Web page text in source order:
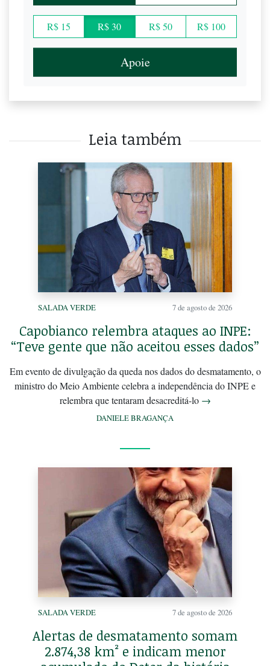
R$ 15 R$ 30 R$ 50 R$ 100
Apoie
Leia também
SALADA VERDE 7 de agosto de 2026
Capobianco relembra ataques ao INPE:
“Teve gente que não aceitou esses dados”
Em evento de divulgação da queda nos dados do desmatamento, o
ministro do Meio Ambiente celebra a independência do INPE e
relembra que tentaram desacreditá-lo →
DANIELE BRAGANÇA
SALADA VERDE 7 de agosto de 2026
Alertas de desmatamento somam
2.874,38 km² e indicam menor